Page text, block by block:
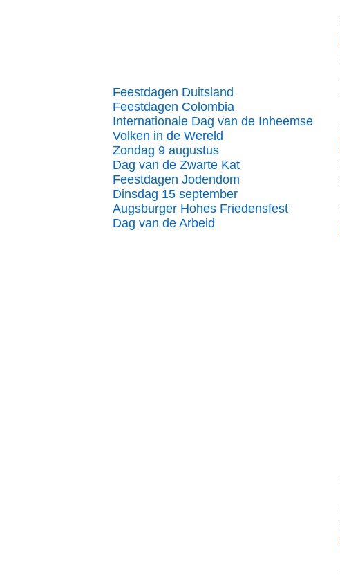
Feestdagen Duitsland
Feestdagen Colombia
Internationale Dag van de Inheemse
Volken in de Wereld
Zondag 9 augustus
Dag van de Zwarte Kat
Feestdagen Jodendom
Dinsdag 15 september
Augsburger Hohes Friedensfest
Dag van de Arbeid